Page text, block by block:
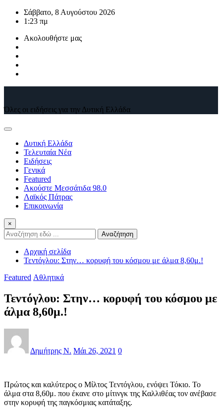
ΜετάβασηΣάββατο, 8 Αυγούστου 2026
1:23 πμ
Ακολουθήστε μας
Όλες οι ειδήσεις για την Δυτική Ελλάδα
Δυτική Ελλάδα
Τελευταία Νέα
Ειδήσεις
Γενικά
Featured
Ακούστε Μεσσάτιδα 98.0
Λαϊκός Πάτρας
Επικοινωνία
×
Αναζήτηση
Αρχική σελίδα
Τεντόγλου: Στην… κορυφή του κόσμου με άλμα 8,60μ.!
Featured Αθλητικά
Τεντόγλου: Στην… κορυφή του κόσμου με
άλμα 8,60μ.!
Δημήτρης Ν. Μάι 26, 2021 0
Πρώτος και καλύτερος ο Μίλτος Τεντόγλου, ενόψει Τόκιο. Το
άλμα στα 8,60μ. που έκανε στο μίτινγκ της Καλλιθέας τον ανέβασε
στην κορυφή της παγκόσμιας κατάταξης.